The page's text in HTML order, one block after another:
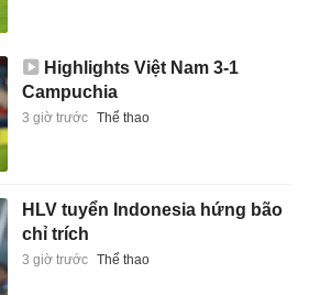
Highlights Việt Nam 3-1
Campuchia
3 giờ trước Thể thao
HLV tuyển Indonesia hứng bão
chỉ trích
3 giờ trước Thể thao